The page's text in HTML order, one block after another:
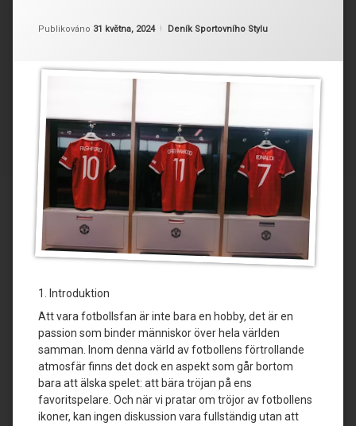
Publikováno 31 května, 2024
Aktualizováno 31 května, 2024
Od Ruby
Kategorie:
Deník Sportovního Stylu
1. Introduktion
Att vara fotbollsfan är inte bara en hobby, det är en
passion som binder människor över hela världen
samman. Inom denna värld av fotbollens förtrollande
atmosfär finns det dock en aspekt som går bortom
bara att älska spelet: att bära tröjan på ens
favoritspelare. Och när vi pratar om tröjor av fotbollens
ikoner, kan ingen diskussion vara fullständig utan att